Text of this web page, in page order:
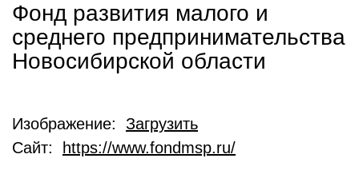
Фонд развития малого и
среднего предпринимательства
Новосибирской области
Изображение: Загрузить
Сайт:
https://www.fondmsp.ru/